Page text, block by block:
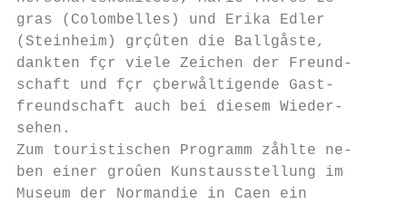
gras (Colombelles) und Erika Edler
(Steinheim) grçûten die Ballgåste,
dankten fçr viele Zeichen der Freund-
schaft und fçr çberwåltigende Gast-
freundschaft auch bei diesem Wieder-
sehen.
Zum touristischen Programm zåhlte ne-
ben einer groûen Kunstausstellung im
Museum der Normandie in Caen ein